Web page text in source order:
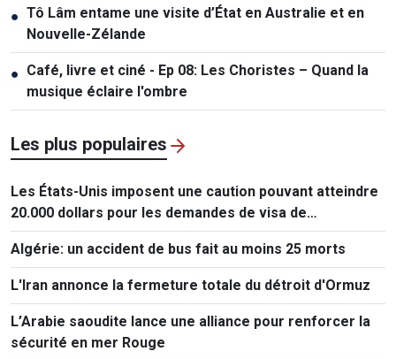
● Tô Lâm entame une visite d’État en Australie et en
Nouvelle-Zélande
● Café, livre et ciné - Ep 08: Les Choristes – Quand la
musique éclaire l'ombre
Les plus populaires
Les États-Unis imposent une caution pouvant atteindre
20.000 dollars pour les demandes de visa de
ressortissants de 50 pays
Algérie: un accident de bus fait au moins 25 morts
L'Iran annonce la fermeture totale du détroit d'Ormuz
L’Arabie saoudite lance une alliance pour renforcer la
sécurité en mer Rouge